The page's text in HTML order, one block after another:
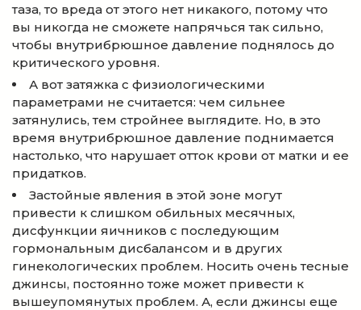
таза, то вреда от этого нет никакого, потому что
вы никогда не сможете напрячься так сильно,
чтобы внутрибрюшное давление поднялось до
критического уровня.
А вот затяжка с физиологическими
параметрами не считается: чем сильнее
затянулись, тем стройнее выглядите. Но, в это
время внутрибрюшное давление поднимается
настолько, что нарушает отток крови от матки и ее
придатков.
Застойные явления в этой зоне могут
привести к слишком обильных месячных,
дисфункции яичников с последующим
гормональным дисбалансом и в других
гинекологических проблем. Носить очень тесные
джинсы, постоянно тоже может привести к
вышеупомянутых проблем. А, если джинсы еще